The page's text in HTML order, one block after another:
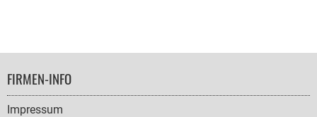
FOOTER
NAVIGATION
FIRMEN-INFO
Impressum